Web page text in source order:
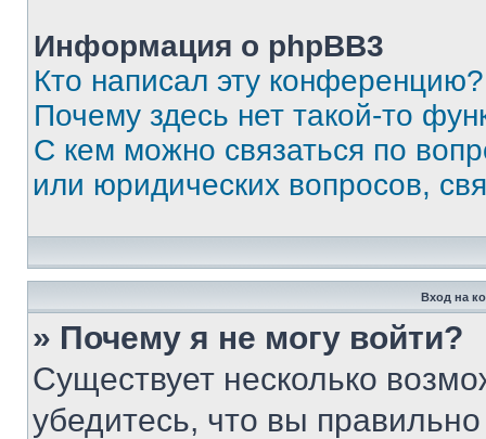
Информация о phpBB3
Кто написал эту конференцию?
Почему здесь нет такой-то
С кем можно связаться по
или юридических вопросов,
Вход на
» Почему я не могу войти?
Существует несколько
убедитесь, что вы